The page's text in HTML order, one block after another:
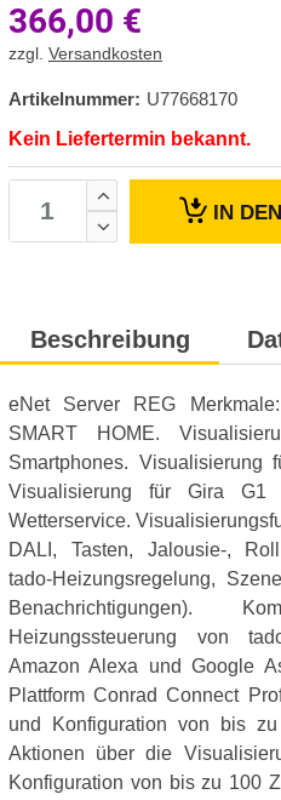
366,00 €
zzgl. Versandkosten
Artikelnummer: U77668170
Kein Liefertermin bekannt.
IN DEN
Beschreibung
eNet Server REG
SMART HOME.
Smartphones. Visualisierung
Visualisierung für Gira G1
Wetterservice.
DALI, Tasten, Jalousie-,
tado-Heizungsregelung,
Benachrichtigungen).
Heizungssteuerung von
Amazon Alexa und Google
Plattform Conrad Connect
und Konfiguration von bis
Aktionen über die
Konfiguration von bis zu 100